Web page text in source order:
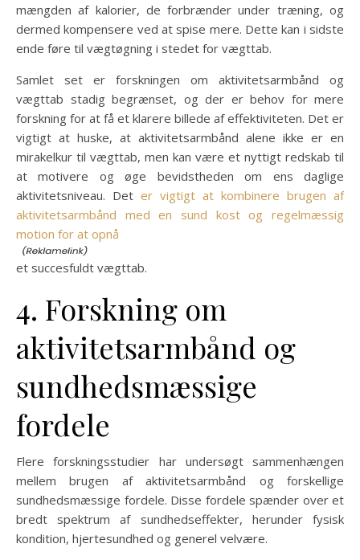
mængden af kalorier, de forbrænder under træning, og
dermed kompensere ved at spise mere. Dette kan i sidste
ende føre til vægtøgning i stedet for vægttab.
Samlet set er forskningen om aktivitetsarmbånd og
vægttab stadig begrænset, og der er behov for mere
forskning for at få et klarere billede af effektiviteten. Det er
vigtigt at huske, at aktivitetsarmbånd alene ikke er en
mirakelkur til vægttab, men kan være et nyttigt redskab til
at motivere og øge bevidstheden om ens daglige
aktivitetsniveau. Det er vigtigt at kombinere brugen af
aktivitetsarmbånd med en sund kost og regelmæssig
motion for at opnå
et succesfuldt vægttab.
4. Forskning om
aktivitetsarmbånd og
sundhedsmæssige
fordele
Flere forskningsstudier har undersøgt sammenhængen
mellem brugen af aktivitetsarmbånd og forskellige
sundhedsmæssige fordele. Disse fordele spænder over et
bredt spektrum af sundhedseffekter, herunder fysisk
kondition, hjertesundhed og generel velvære.